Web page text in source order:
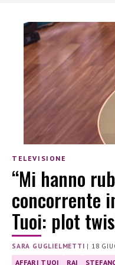
TELEVISIONE
“Mi hanno
concorrente
Tuoi: plot
SARA GUGLIELMETTI | 18
AFFARI TUOI RAI